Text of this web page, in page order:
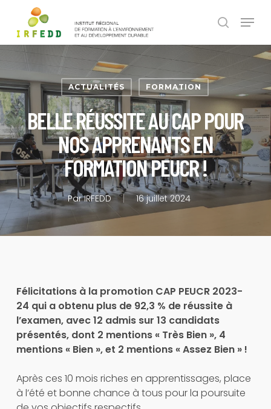
main
content
search
Menu
ACTUALITÉS FORMATION
BELLE RÉUSSITE AU CAP POUR
NOS APPRENANTS EN
FORMATION PEUCR !
Par IRFEDD 16 juillet 2024
Félicitations à la promotion CAP PEUCR 2023-
24 qui a obtenu plus de 92,3 % de réussite à
l’examen, avec 12 admis sur 13 candidats
présentés, dont 2 mentions « Très Bien », 4
mentions « Bien », et 2 mentions « Assez Bien » !
Après ces 10 mois riches en apprentissages, place
à l’été et bonne chance à tous pour la poursuite
Panneau de gestion des cookies